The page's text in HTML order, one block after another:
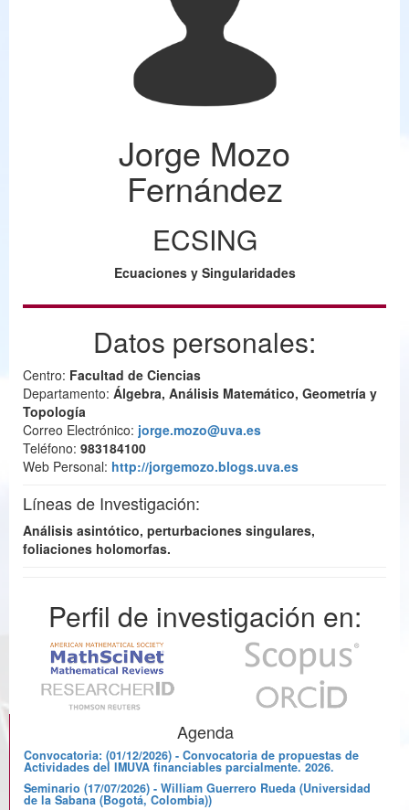
Jorge Mozo
Fernández
ECSING
Ecuaciones y Singularidades
Datos personales:
Centro: Facultad de Ciencias
Departamento: Álgebra, Análisis Matemático, Geometría y
Topología
Correo Electrónico: jorge.mozo@uva.es
Teléfono: 983184100
Web Personal: http://jorgemozo.blogs.uva.es
Líneas de Investigación:
Análisis asintótico, perturbaciones singulares,
foliaciones holomorfas.
Perfil de investigación en:
Agenda
Convocatoria: (01/12/2026) - Convocatoria de propuestas de
Actividades del IMUVA financiables parcialmente. 2026.
Seminario (17/07/2026) - William Guerrero Rueda (Universidad
de la Sabana (Bogotá, Colombia))